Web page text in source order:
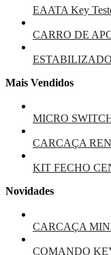
EAATA Key
CARRO DE
Mais Vendidos
MICRO
CARCAÇA
KIT FECHO
Novidades
CARCAÇA
COMANDO